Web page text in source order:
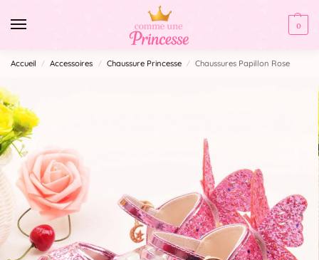
0
Accueil / Accessoires / Chaussure Princesse / Chaussures Papillon Rose